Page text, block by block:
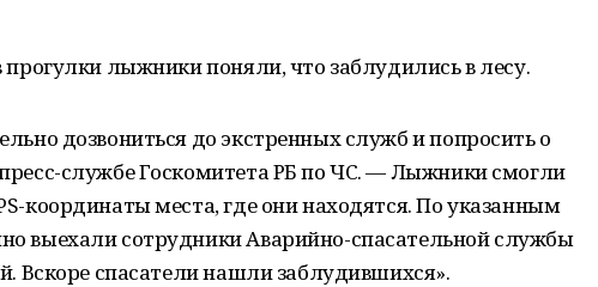
прогулки лыжники поняли, что заблудились в лесу.
дозвониться до экстренных служб и попросить о
службе Госкомитета РБ по ЧС. — Лыжники смогли
координаты места, где они находятся. По указанным
выехали сотрудники Аварийно-спасательной службы
Вскоре спасатели нашли заблудившихся».